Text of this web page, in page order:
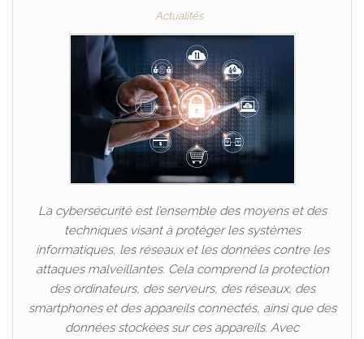
Actualités
La cybersécurité est l’ensemble des moyens et des
techniques visant à protéger les systèmes
informatiques, les réseaux et les données contre les
attaques malveillantes. Cela comprend la protection
des ordinateurs, des serveurs, des réseaux, des
smartphones et des appareils connectés, ainsi que des
données stockées sur ces appareils. Avec